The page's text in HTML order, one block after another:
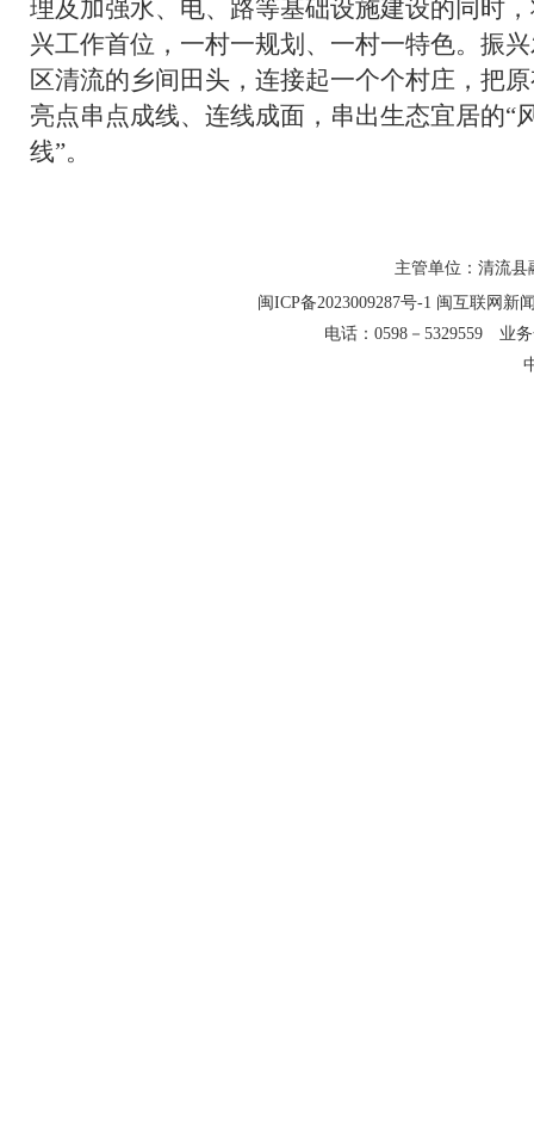
理及加强水、电、路等基础设施建设的同时
兴工作首位，一村一规划、一村一特色。振
区清流的乡间田头，连接起一个个村庄，把
亮点串点成线、连线成面，串出生态宜居的“
线”。
主管单位：清流县
闽ICP备2023009287号-1 闽互联网新
电话：0598－5329559 业